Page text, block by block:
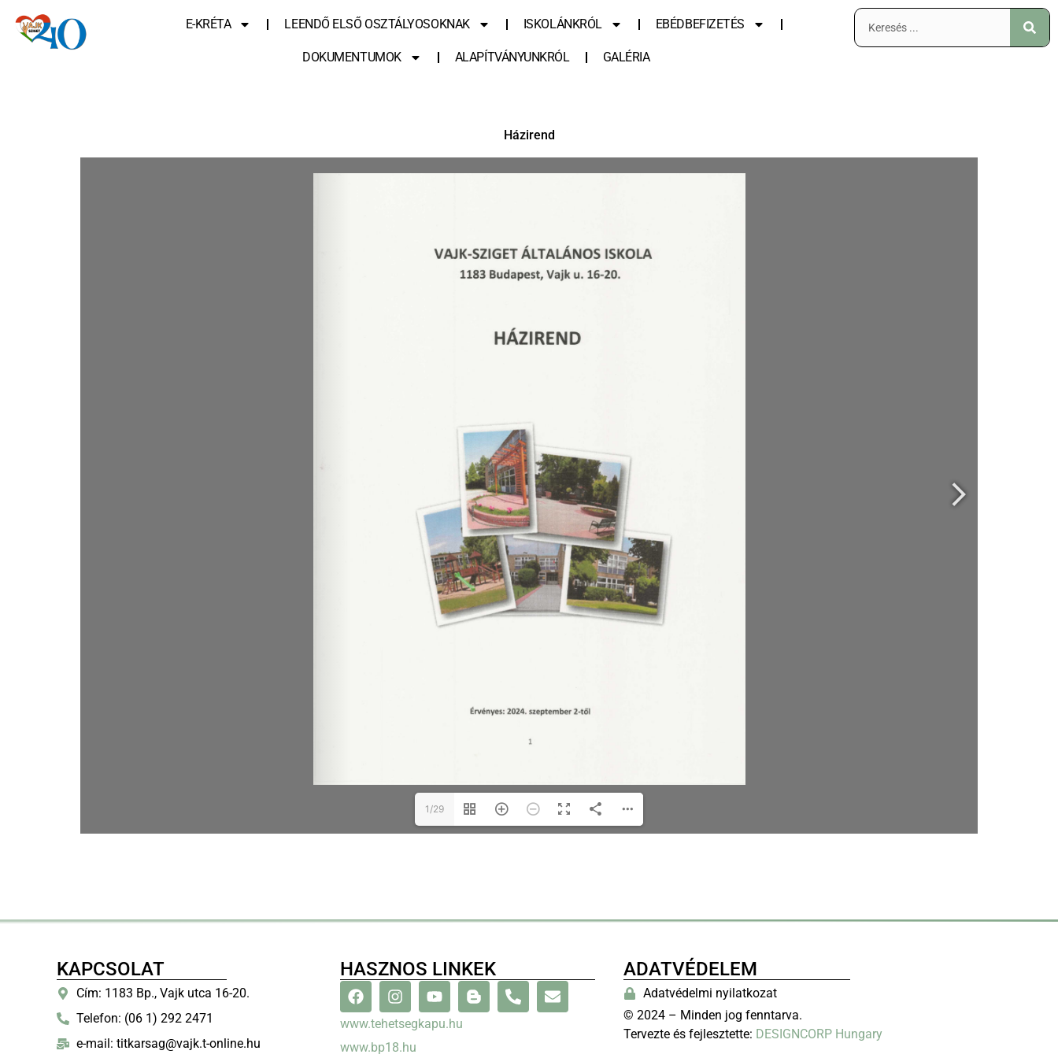
E-KRÉTA LEENDŐ ELSŐ OSZTÁLYOSOKNAK ISKOLÁNKRÓL EBÉDBEFIZETÉS
DOKUMENTUMOK ALAPÍTVÁNYUNKRÓL GALÉRIA
Házirend
1/29
KAPCSOLAT
Cím: 1183 Bp., Vajk utca 16-20.
Telefon: (06 1) 292 2471
e-mail: titkarsag@vajk.t-online.hu
HASZNOS LINKEK
www.tehetsegkapu.hu
www.bp18.hu
ADATVÉDELEM
Adatvédelmi nyilatkozat
© 2024 – Minden jog fenntarva.
Tervezte és fejlesztette: DESIGNCORP Hungary